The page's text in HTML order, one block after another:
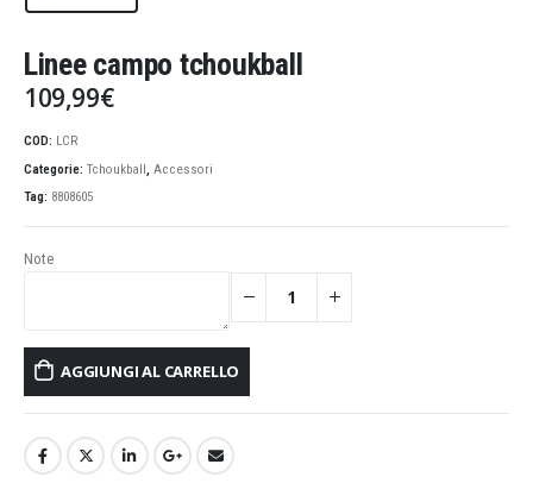
Linee campo tchoukball
109,99€
COD: LCR
Categorie: Tchoukball, Accessori
Tag: 8808605
Note
AGGIUNGI AL CARRELLO